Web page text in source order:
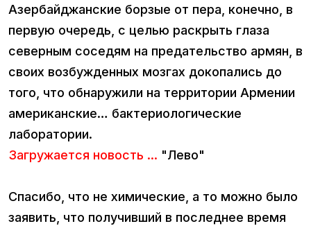
Азербайджанские борзые от пера, конечно, в
первую очередь, с целью раскрыть глаза
северным соседям на предательство армян, в
своих возбужденных мозгах докопались до
того, что обнаружили на территории Армении
американские… бактериологические
лаборатории.
Загружается новость ... "Лево"
Спасибо, что не химические, а то можно было
заявить, что получивший в последнее время